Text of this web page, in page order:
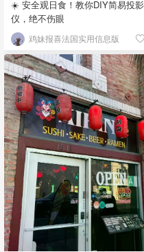
☀️ 安全观日食！教你DIY简易投影
仪，绝不伤眼
鸡妹报喜法国实用信息版